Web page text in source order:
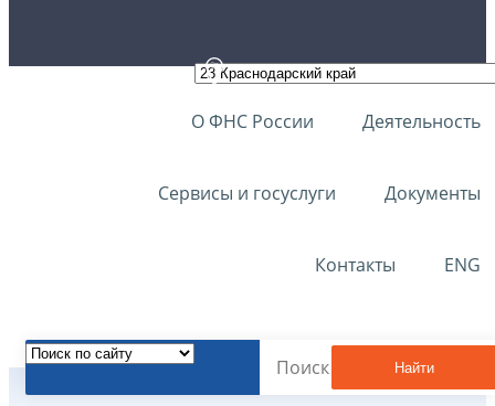
О ФНС России Деятельность
Сервисы и госуслуги Документы
Контакты ENG
Найти